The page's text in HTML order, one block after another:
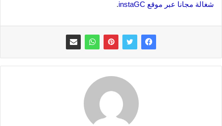
شغالة مجانا عبر موقع instaGC .